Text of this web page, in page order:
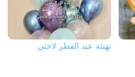
تهنئة عيد الفطر لاختي